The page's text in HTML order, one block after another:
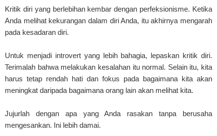
Kritik diri yang berlebihan kembar dengan perfeksionisme. Ketika
Anda melihat kekurangan dalam diri Anda, itu akhirnya mengarah
pada kesadaran diri.
Untuk menjadi introvert yang lebih bahagia, lepaskan kritik diri.
Terimalah bahwa melakukan kesalahan itu normal. Selain itu, kita
harus tetap rendah hati dan fokus pada bagaimana kita akan
meningkat daripada bagaimana orang lain akan melihat kita.
Jujurlah dengan apa yang Anda rasakan tanpa berusaha
mengesankan. Ini lebih damai.